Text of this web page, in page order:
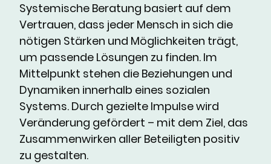
Systemische Beratung basiert auf dem
Vertrauen, dass jeder Mensch in sich die
nötigen Stärken und Möglichkeiten trägt,
um passende Lösungen zu finden. Im
Mittelpunkt stehen die Beziehungen und
Dynamiken innerhalb eines sozialen
Systems. Durch gezielte Impulse wird
Veränderung gefördert – mit dem Ziel, das
Zusammenwirken aller Beteiligten positiv
zu gestalten.